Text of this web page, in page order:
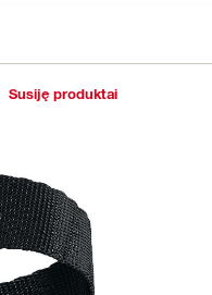
Susiję produktai